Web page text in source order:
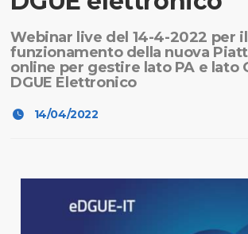
Webinar live del 14-4-2022 per
funzionamento della nuova
online per gestire lato PA e lato
DGUE Elettronico
14/04/2022